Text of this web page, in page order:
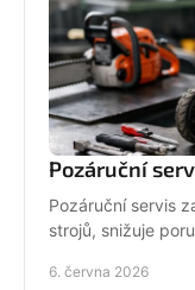
Pozáruční
Pozáruční servis
strojů, snižuje
6. června 2026